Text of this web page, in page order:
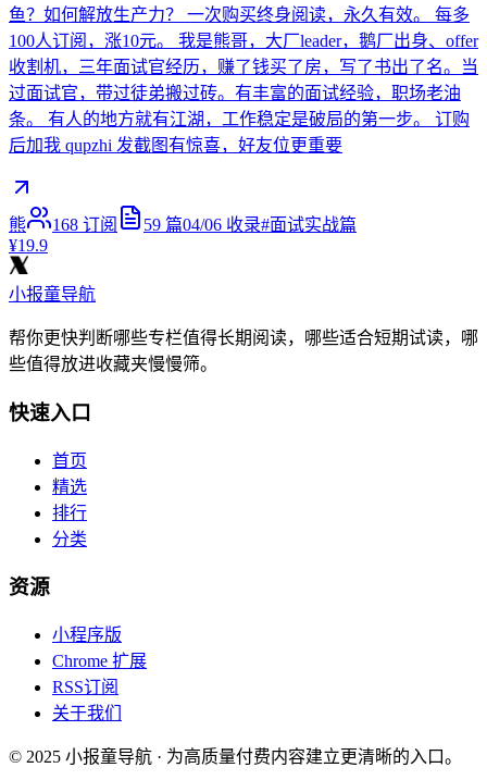
鱼？如何解放生产力？ 一次购买终身阅读，永久有效。 每多
100人订阅，涨10元。 我是熊哥，大厂leader，鹅厂出身、offer
收割机，三年面试官经历，赚了钱买了房，写了书出了名。当
过面试官，带过徒弟搬过砖。有丰富的面试经验，职场老油
条。 有人的地方就有江湖，工作稳定是破局的第一步。 订购
后加我 qupzhi 发截图有惊喜，好友位更重要
熊 168 订阅 59 篇04/06 收录#面试实战篇
¥19.9
小报童导航
帮你更快判断哪些专栏值得长期阅读，哪些适合短期试读，哪
些值得放进收藏夹慢慢筛。
快速入口
首页
精选
排行
分类
资源
小程序版
Chrome 扩展
RSS订阅
关于我们
© 2025 小报童导航 · 为高质量付费内容建立更清晰的入口。